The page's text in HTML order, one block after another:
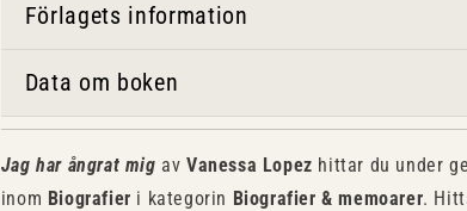
Förlagets information
Data om boken
Jag har ångrat mig avVanessa Lopez hittar du under
inom Biografier i kategorin Biografier & memoarer.